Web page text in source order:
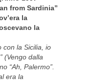
from Sardinia”
la
la
con la Sicilia, io
(Vengo dalla
“Ah, Palermo”.
era la